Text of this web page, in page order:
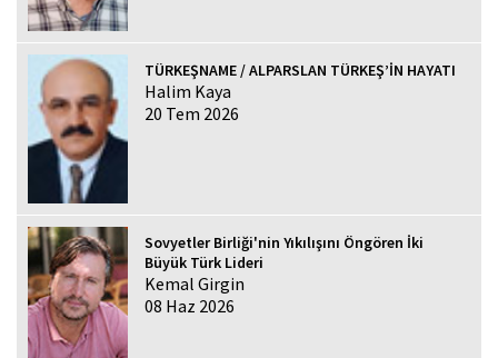
TÜRKEŞNAME / ALPARSLAN TÜRKEŞ’İN HAYATI
Halim Kaya
20 Tem 2026
Sovyetler Birliği'nin Yıkılışını Öngören İki
Büyük Türk Lideri
Kemal Girgin
08 Haz 2026